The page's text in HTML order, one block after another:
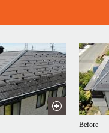
Before